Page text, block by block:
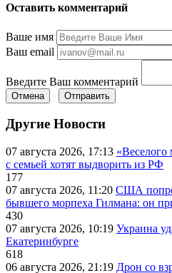
Оставить комментарий
Ваше имя
Ваш email
Введите Ваш комментарий
Отмена Отправить
Другие Новости
07 августа 2026, 17:13 «Веселого
с семьей хотят выдворить из РФ
177
07 августа 2026, 11:20 США
бывшего морпеха Гилмана: он
430
07 августа 2026, 10:19 Украина
Екатеринбурге
618
06 августа 2026, 21:19 Дрон со